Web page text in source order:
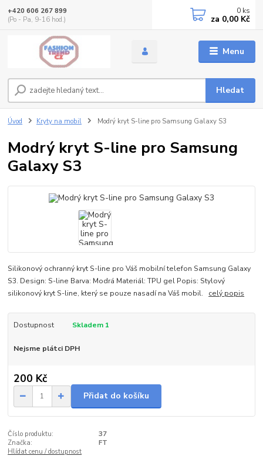
Menu
Hledat
+420 606 267 899
(Po - Pa, 9-16 hod.)
0 ks
za 0,00 Kč
Úvod Kryty na mobil Modrý kryt S-line pro Samsung Galaxy S3
Modrý kryt S-line pro Samsung
Galaxy S3
Silikonový ochranný kryt S-line pro Váš mobilní telefon Samsung Galaxy
S3. Design: S-line Barva: Modrá Materiál: TPU gel Popis: Stylový
silikonový kryt S-line, který se pouze nasadí na Váš mobil. celý popis
Dostupnost Skladem 1
Nejsme plátci DPH
200 Kč
Přidat do košíku
Číslo produktu:
37
Značka:
FT
Hlídat cenu / dostupnost